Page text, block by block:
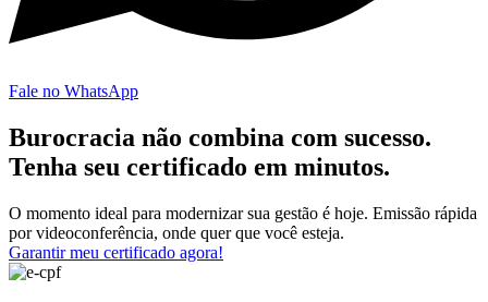
Fale no WhatsApp
Burocracia não combina com sucesso.
Tenha seu certificado em minutos.
O momento ideal para modernizar sua gestão é hoje. Emissão rápida
por videoconferência, onde quer que você esteja.
Garantir meu certificado agora!